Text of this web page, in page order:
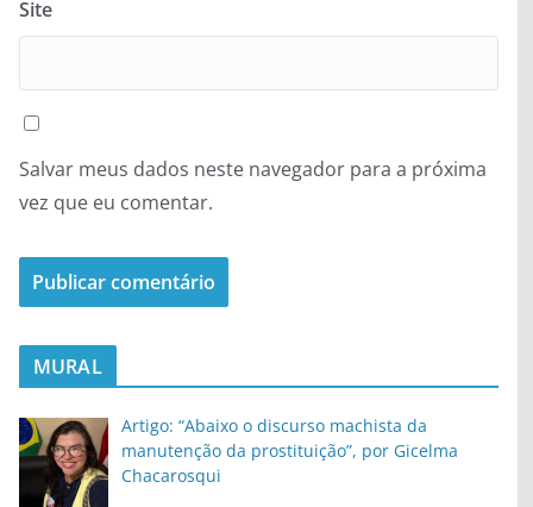
Site
Salvar meus dados neste navegador para a próxima
vez que eu comentar.
MURAL
Artigo: “Abaixo o discurso machista da
manutenção da prostituição”, por Gicelma
Chacarosqui